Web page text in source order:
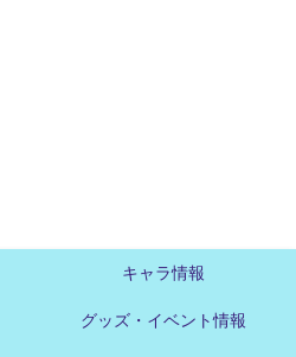
キャラ情報
グッズ・イベント情報